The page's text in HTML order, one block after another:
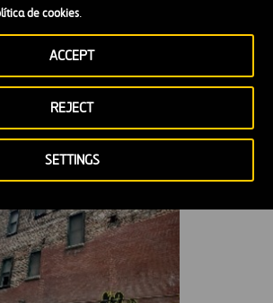
de cookies.
SETTINGS
REJECT
ACCEPT
Estos ladrillos deben
en uno para garantizar su correcta